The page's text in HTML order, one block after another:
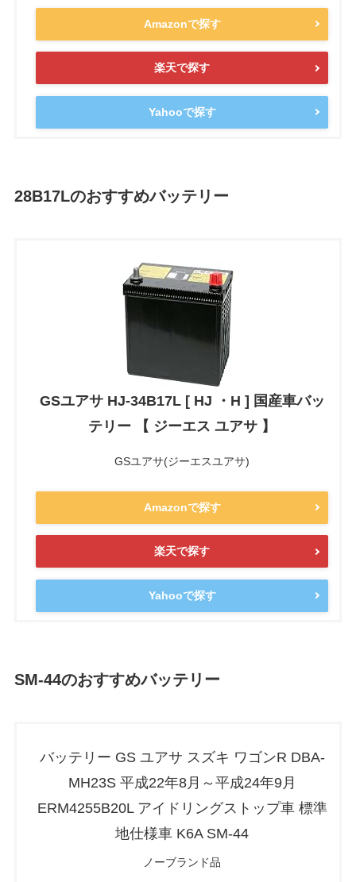
Amazonで探す
楽天で探す
Yahooで探す
28B17Lのおすすめバッテリー
GSユアサ HJ-34B17L [ HJ ・H ] 国産車バッ
テリー 【 ジーエス ユアサ 】
GSユアサ(ジーエスユアサ)
Amazonで探す
楽天で探す
Yahooで探す
SM-44のおすすめバッテリー
バッテリー GS ユアサ スズキ ワゴンR DBA-
MH23S 平成22年8月～平成24年9月
ERM4255B20L アイドリングストップ車 標準
地仕様車 K6A SM-44
ノーブランド品